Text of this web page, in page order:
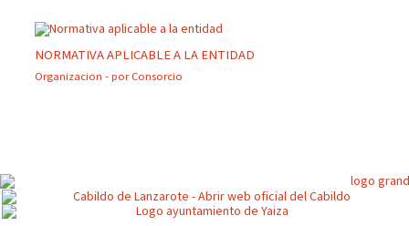
NORMATIVA APLICABLE A LA ENTIDAD
Organizacion - por Consorcio